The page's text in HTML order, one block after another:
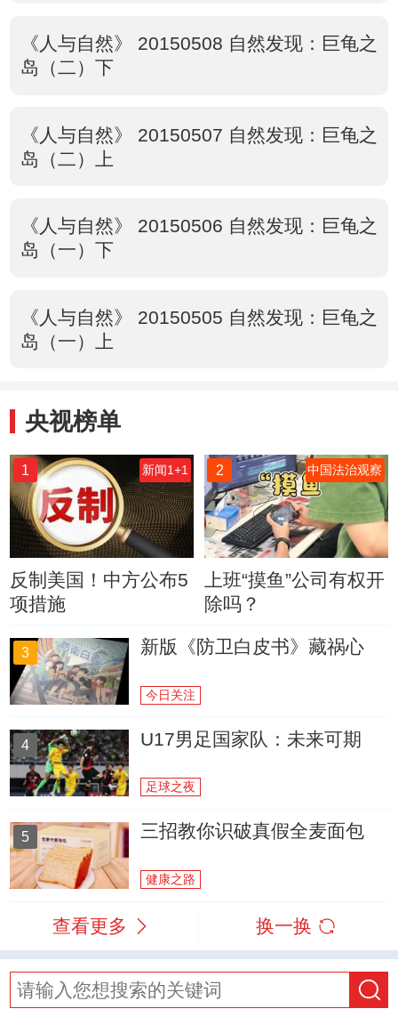
《人与自然》 20150508 自然发现：巨龟之
岛（二）下
《人与自然》 20150507 自然发现：巨龟之
岛（二）上
《人与自然》 20150506 自然发现：巨龟之
岛（一）下
《人与自然》 20150505 自然发现：巨龟之
岛（一）上
央视榜单
1 新闻1+1
反制美国！中方公布5
项措施
2 中国法治观察
上班“摸鱼”公司有权开
除吗？
3 新版《防卫白皮书》藏祸心
今日关注
4 U17男足国家队：未来可期
足球之夜
5 三招教你识破真假全麦面包
健康之路
查看更多 换一换